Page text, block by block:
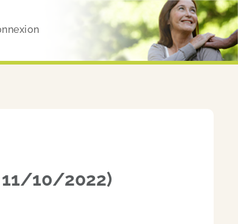
11/10/2022)